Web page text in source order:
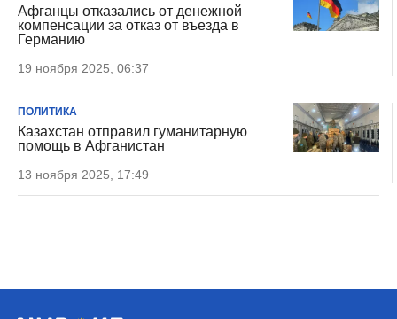
Афганцы отказались от денежной
компенсации за отказ от въезда в
Германию
19 ноября 2025, 06:37
ПОЛИТИКА
Казахстан отправил гуманитарную
помощь в Афганистан
13 ноября 2025, 17:49